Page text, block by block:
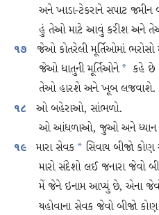
અને ખાડા-ટેકરાને સપાટ જમીન
હું તેઓ માટે આવું કરીશ અને
૧૭
જેઓ કોતરેલી મૂર્તિઓમાં
જેઓ ધાતુની મૂર્તિઓને * કહે છે
તેઓ હારશે અને ખૂબ લજવાશે.
૧૮
ઓ બહેરાઓ, સાંભળો.
ઓ આંધળાઓ, જુઓ અને ધ્યાન
૧૯ મારા સેવક * સિવાય બીજો
મારો સંદેશો લઈ જનારા જેવો
મેં જેને ઇનામ આપ્યું છે, એના
યહોવાના સેવક જેવો બીજો